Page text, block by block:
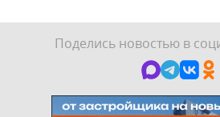
Поделись новостью в